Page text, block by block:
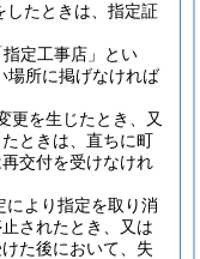
したときは、指定証
定工事店」とい
場所に掲げなければ
更を生じたとき、又
ときは、直ちに町
交付を受けなけれ
により指定を取り消
されたとき、又は
た後において、失